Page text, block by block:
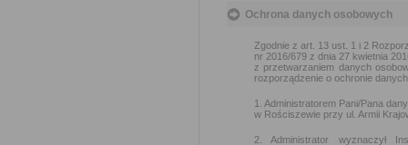
Ochrona danych osobowych
Zgodnie z art. 13 ust. 1 i 2
nr 2016/679 z dnia 27 kwietnia
z przetwarzaniem danych
rozporządzenie o ochronie
1. Administratorem Pani/Pana
w Rościszewie przy ul. Armii
2. Administrator wyznaczył